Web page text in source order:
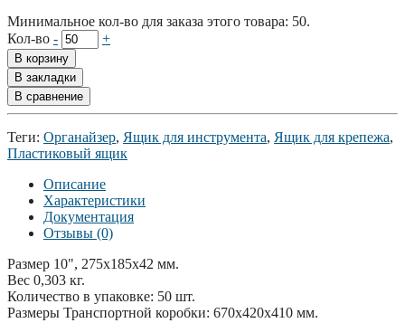
Минимальное кол-во для заказа этого товара: 50.
Кол-во - +
В корзину
В закладки
В сравнение
Теги: Органайзер, Ящик для инструмента, Ящик для крепежа,
Пластиковый ящик
Описание
Характеристики
Документация
Отзывы (0)
Размер 10", 275x185x42 мм.
Вес 0,303 кг.
Количество в упаковке: 50 шт.
Размеры Транспортной коробки: 670x420x410 мм.